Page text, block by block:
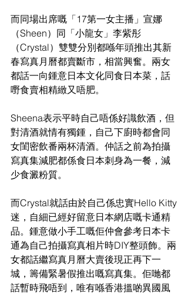
而同場出席嘅「17第一女主播」宣娜
（Sheen）同「小龍女」李紫彤
（Crystal）雙雙分別都喺年頭推出其新
春寫真月曆都賣斷市，相當興奮。兩女
都話一向鍾意日本文化同食日本菜，話
嘢食賣相精緻又唔肥。
Sheena表示平時自己唔係好識飲酒，但
對清酒就情有獨鍾，自己下廚時都會同
女閨密飲番兩杯清酒。仲話之前為拍攝
寫真集減肥都係食日本刺身為一餐，減
少食澱粉質。
而Crystal就話由於自己係忠實Hello Kitty
迷，自細已經好留意日本網店嘅卡通精
品。鍾意做小手工嘅佢仲會參考日本卡
通為自己拍攝寫真相片時DIY整頭飾。兩
女都話繼寫真月曆大賣後現正再下一
城，籌備緊暑假推出嘅寫真集。佢哋都
話暫時飛唔到，唯有喺香港搵啲異國風